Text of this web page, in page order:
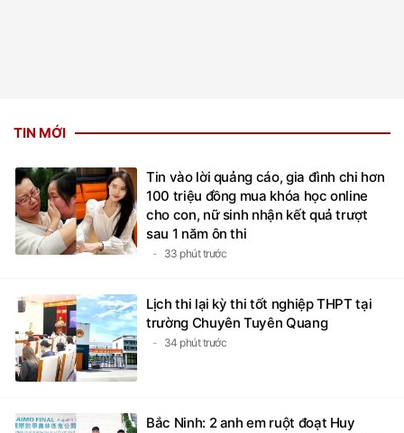
TIN MỚI
Tin vào lời quảng cáo, gia đình chi hơn
100 triệu đồng mua khóa học online
cho con, nữ sinh nhận kết quả trượt
sau 1 năm ôn thi
33 phút trước
Lịch thi lại kỳ thi tốt nghiệp THPT tại
trường Chuyên Tuyên Quang
34 phút trước
Bắc Ninh: 2 anh em ruột đoạt Huy